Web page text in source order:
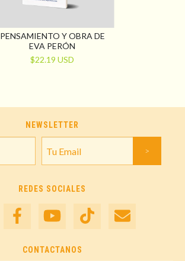
PENSAMIENTO Y OBRA DE
EVA PERÓN
$22.19 USD
NEWSLETTER
REDES SOCIALES
CONTACTANOS